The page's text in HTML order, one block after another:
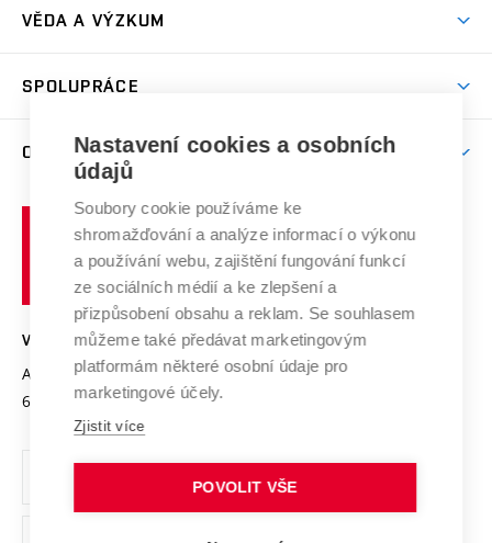
Sport na VUT
Dny otevřených dveří
Celoživotní vzdělávání
E-přihláška
Harmonogram akademického roku
Závěrečné práce
Doktorské studium
Zpracování osobních údajů studentů
Sociální bezpečí
Studium bez bariér
Podpora podnikání
VĚDA A VÝZKUM
Mezinárodní vědecká rada
Systém zajišťování kvality výzkumu
Výzkumné infrastruktury
Transfer znalostí
Open Science
Projekty
Projekty ze strukturálních fondů
Specifický výzkum
SPOLUPRÁCE
Firemní spolupráce
Zahraniční spolupráce
Spolupráce se školami
Mezinárodní dohody
Univerzitní sítě
O UNIVERZITĚ
Profil univerzity
Udržitelná univerzita
Podnikavá univerzita / ContriBUTe
Bezpečná univerzita
Vyznamenání
Organizační struktura
Ochrana osobních údajů
učení
technické
Brně
VYSOKÉ UČENÍ TECHNICKÉ V BRNĚ
Antonínská 548/1
602 00 Brno
www.vut.cz
vut@vutbr.cz
Nastavení cookies a osobních
údajů
Soubory cookie používáme ke
shromažďování a analýze informací o výkonu
a používání webu, zajištění fungování funkcí
ze sociálních médií a ke zlepšení a
přizpůsobení obsahu a reklam. Se souhlasem
můžeme také předávat marketingovým
platformám některé osobní údaje pro
marketingové účely.
Zjistit více
POVOLIT VŠE